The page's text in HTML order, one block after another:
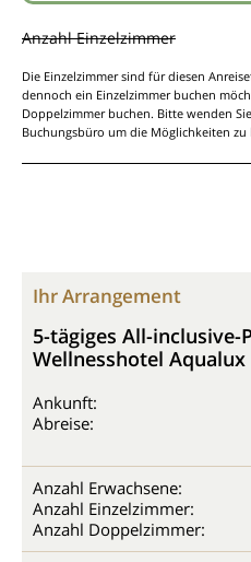
Anzahl Einzelzimmer
Die Einzelzimmer sind für diesen
dennoch ein Einzelzimmer buchen
Doppelzimmer buchen. Bitte wenden
Buchungsbüro um die Möglichkeiten zu
Ihr Arrangement
5-tägiges All-inclusive-
Wellnesshotel Aqualux
Ankunft:
Abreise:
Anzahl Erwachsene:
Anzahl Einzelzimmer:
Anzahl Doppelzimmer: